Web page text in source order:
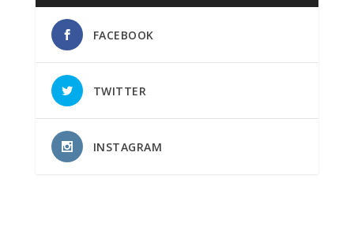
FACEBOOK
TWITTER
INSTAGRAM